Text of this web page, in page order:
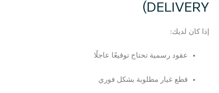
DELIVERY)
إذا كان لديك:
عقود رسمية تحتاج توقيعًا عاجلًا
قطع غيار مطلوبة بشكل فوري